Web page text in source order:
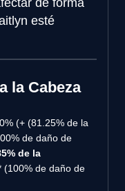
esté
la Cabeza
(+ (81.25% de la
de daño de
de la
(100% de daño de